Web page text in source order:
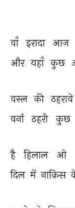
वाँ इरादा आज
और यहाँ कुछ
वस्ल की ठहरावे
वर्ना ठहरी कुछ
है हिलाल
ओ
दिल में नाक़िस